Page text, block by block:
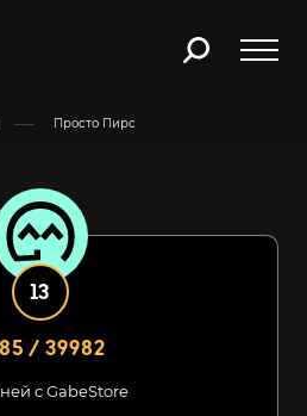
Просто Пирс
/ 39982
13
с GabeStore